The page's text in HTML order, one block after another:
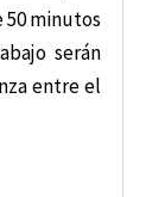
50 minutos
serán
entre el